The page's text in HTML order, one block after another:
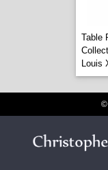
Table
Louis
©